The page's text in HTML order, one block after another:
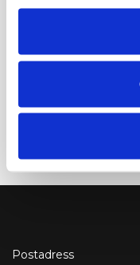
Utställningen
Postadress